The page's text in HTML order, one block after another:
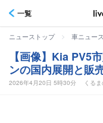
一覧
ニューストップ > 車ニュース
【画像】Kia PV5
ンの国内展開と販
2026年4月20日 5時30分 くる